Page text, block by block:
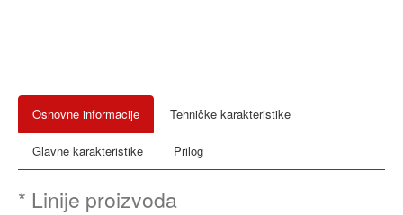
Osnovne informacije Tehničke karakteristike
Glavne karakteristike Prilog
* Linije proizvoda